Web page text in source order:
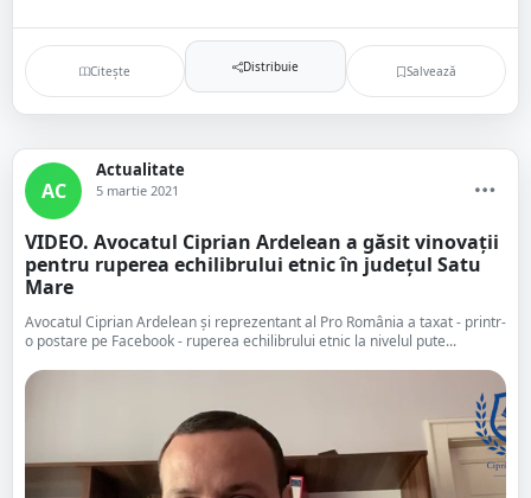
Citește Distribuie Salvează
AC
Actualitate
5 martie 2021
VIDEO. Avocatul Ciprian Ardelean a găsit vinovații
pentru ruperea echilibrului etnic în județul Satu
Mare
Avocatul Ciprian Ardelean și reprezentant al Pro România a taxat - printr-
o postare pe Facebook - ruperea echilibrului etnic la nivelul pute...